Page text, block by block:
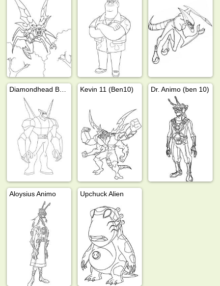
Kevin 11 (Ben10) Dr. Animo (ben 10)
Aloysius Animo Upchuck Alien